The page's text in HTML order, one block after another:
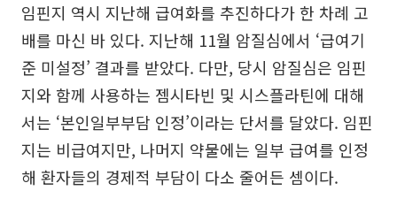
임핀지 역시 지난해 급여화를 추진하다가 한 차례 고
배를 마신 바 있다. 지난해 11월 암질심에서 ‘급여기
준 미설정’ 결과를 받았다. 다만, 당시 암질심은 임핀
지와 함께 사용하는 젬시타빈 및 시스플라틴에 대해
서는 ‘본인일부부담 인정’이라는 단서를 달았다. 임핀
지는 비급여지만, 나머지 약물에는 일부 급여를 인정
해 환자들의 경제적 부담이 다소 줄어든 셈이다.